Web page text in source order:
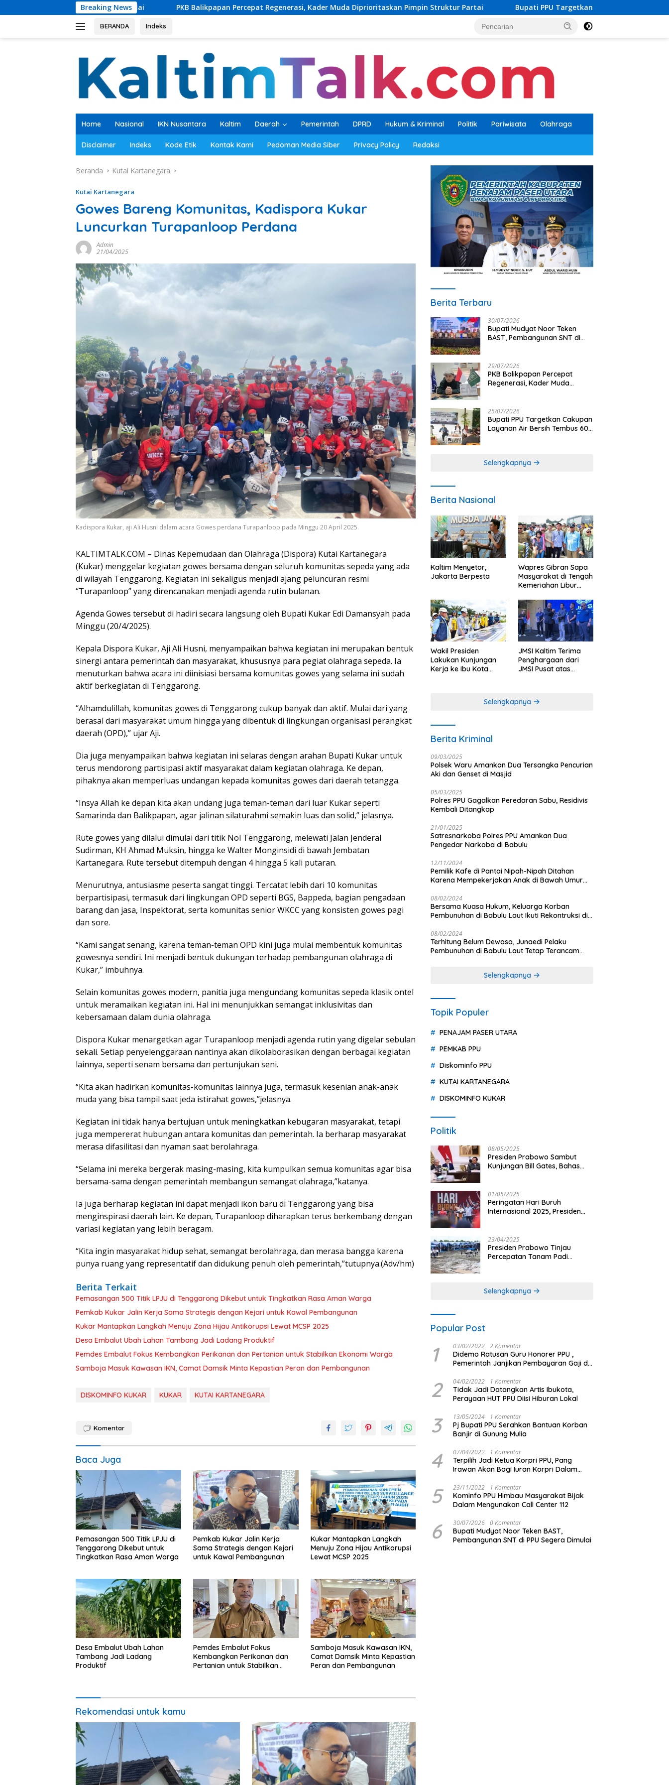
ke
Breaking News
PKB Balikpapan Percepat Regenerasi, Kader Muda Diprioritaskan Pimpin Struktur Partai Bupati PPU Targetkan Cakupan Layanan Air Bersih Tembus 60
BERANDA Indeks
Home Nasional IKN Nusantara Kaltim Daerah Pemerintah DPRD Hukum & Kriminal Politik Pariwisata Olahraga
Disclaimer Indeks Kode Etik Kontak Kami Pedoman Media Siber Privacy Policy Redaksi
Beranda Kutai Kartanegara
Kutai Kartanegara
Gowes Bareng Komunitas, Kadispora Kukar
Luncurkan Turapanloop Perdana
Admin
21/04/2025
Kadispora Kukar, aji Ali Husni dalam acara Gowes perdana Turapanloop pada Minggu 20 April 2025.
KALTIMTALK.COM – Dinas Kepemudaan dan Olahraga (Dispora) Kutai Kartanegara
(Kukar) menggelar kegiatan gowes bersama dengan seluruh komunitas sepeda yang ada
di wilayah Tenggarong. Kegiatan ini sekaligus menjadi ajang peluncuran resmi
“Turapanloop” yang direncanakan menjadi agenda rutin bulanan.
Agenda Gowes tersebut di hadiri secara langsung oleh Bupati Kukar Edi Damansyah pada
Minggu (20/4/2025).
Kepala Dispora Kukar, Aji Ali Husni, menyampaikan bahwa kegiatan ini merupakan bentuk
sinergi antara pemerintah dan masyarakat, khususnya para pegiat olahraga sepeda. Ia
menuturkan bahwa acara ini diinisiasi bersama komunitas gowes yang selama ini sudah
aktif berkegiatan di Tenggarong.
“Alhamdulillah, komunitas gowes di Tenggarong cukup banyak dan aktif. Mulai dari yang
berasal dari masyarakat umum hingga yang dibentuk di lingkungan organisasi perangkat
daerah (OPD),” ujar Aji.
Dia juga menyampaikan bahwa kegiatan ini selaras dengan arahan Bupati Kukar untuk
terus mendorong partisipasi aktif masyarakat dalam kegiatan olahraga. Ke depan,
pihaknya akan memperluas undangan kepada komunitas gowes dari daerah tetangga.
“Insya Allah ke depan kita akan undang juga teman-teman dari luar Kukar seperti
Samarinda dan Balikpapan, agar jalinan silaturahmi semakin luas dan solid,” jelasnya.
Rute gowes yang dilalui dimulai dari titik Nol Tenggarong, melewati Jalan Jenderal
Sudirman, KH Ahmad Muksin, hingga ke Walter Monginsidi di bawah Jembatan
Kartanegara. Rute tersebut ditempuh dengan 4 hingga 5 kali putaran.
Menurutnya, antusiasme peserta sangat tinggi. Tercatat lebih dari 10 komunitas
berpartisipasi, termasuk dari lingkungan OPD seperti BGS, Bappeda, bagian pengadaan
barang dan jasa, Inspektorat, serta komunitas senior WKCC yang konsisten gowes pagi
dan sore.
“Kami sangat senang, karena teman-teman OPD kini juga mulai membentuk komunitas
gowesnya sendiri. Ini menjadi bentuk dukungan terhadap pembangunan olahraga di
Kukar,” imbuhnya.
Selain komunitas gowes modern, panitia juga mengundang komunitas sepeda klasik ontel
untuk meramaikan kegiatan ini. Hal ini menunjukkan semangat inklusivitas dan
kebersamaan dalam dunia olahraga.
Dispora Kukar menargetkan agar Turapanloop menjadi agenda rutin yang digelar sebulan
sekali. Setiap penyelenggaraan nantinya akan dikolaborasikan dengan berbagai kegiatan
lainnya, seperti senam bersama dan pertunjukan seni.
“Kita akan hadirkan komunitas-komunitas lainnya juga, termasuk kesenian anak-anak
muda yang bisa tampil saat jeda istirahat gowes,”jelasnya.
Kegiatan ini tidak hanya bertujuan untuk meningkatkan kebugaran masyarakat, tetapi
juga mempererat hubungan antara komunitas dan pemerintah. Ia berharap masyarakat
merasa difasilitasi dan nyaman saat berolahraga.
“Selama ini mereka bergerak masing-masing, kita kumpulkan semua komunitas agar bisa
bersama-sama dengan pemerintah membangun semangat olahraga,”katanya.
Ia juga berharap kegiatan ini dapat menjadi ikon baru di Tenggarong yang bisa
menginspirasi daerah lain. Ke depan, Turapanloop diharapkan terus berkembang dengan
variasi kegiatan yang lebih beragam.
“Kita ingin masyarakat hidup sehat, semangat berolahraga, dan merasa bangga karena
punya ruang yang representatif dan didukung penuh oleh pemerintah,”tutupnya.(Adv/hm)
Berita Terkait
Pemasangan 500 Titik LPJU di Tenggarong Dikebut untuk Tingkatkan Rasa Aman Warga
Pemkab Kukar Jalin Kerja Sama Strategis dengan Kejari untuk Kawal Pembangunan
Kukar Mantapkan Langkah Menuju Zona Hijau Antikorupsi Lewat MCSP 2025
Desa Embalut Ubah Lahan Tambang Jadi Ladang Produktif
Pemdes Embalut Fokus Kembangkan Perikanan dan Pertanian untuk Stabilkan Ekonomi Warga
Samboja Masuk Kawasan IKN, Camat Damsik Minta Kepastian Peran dan Pembangunan
DISKOMINFO KUKAR KUKAR KUTAI KARTANEGARA
Komentar
Baca Juga
Pemasangan 500 Titik LPJU di
Tenggarong Dikebut untuk
Tingkatkan Rasa Aman Warga
Pemkab Kukar Jalin Kerja
Sama Strategis dengan Kejari
untuk Kawal Pembangunan
Kukar Mantapkan Langkah
Menuju Zona Hijau Antikorupsi
Lewat MCSP 2025
Desa Embalut Ubah Lahan
Tambang Jadi Ladang
Produktif
Pemdes Embalut Fokus
Kembangkan Perikanan dan
Pertanian untuk Stabilkan
Samboja Masuk Kawasan IKN,
Camat Damsik Minta Kepastian
Peran dan Pembangunan
Rekomendasi untuk kamu
Berita Terbaru
30/07/2026
Bupati Mudyat Noor Teken
BAST, Pembangunan SNT di
29/07/2026
PKB Balikpapan Percepat
Regenerasi, Kader Muda
25/07/2026
Bupati PPU Targetkan Cakupan
Layanan Air Bersih Tembus 60
Selengkapnya
Berita Nasional
Kaltim Menyetor,
Jakarta Berpesta
Wapres Gibran Sapa
Masyarakat di Tengah
Kemeriahan Libur
Wakil Presiden
Lakukan Kunjungan
Kerja ke Ibu Kota
JMSI Kaltim Terima
Penghargaan dari
JMSI Pusat atas
Jurnalistik
Selengkapnya
Berita Kriminal
09/03/2025
Polsek Waru Amankan Dua Tersangka Pencurian
Aki dan Genset di Masjid
05/03/2025
Polres PPU Gagalkan Peredaran Sabu, Residivis
Kembali Ditangkap
21/01/2025
Satresnarkoba Polres PPU Amankan Dua
Pengedar Narkoba di Babulu
12/11/2024
Pemilik Kafe di Pantai Nipah-Nipah Ditahan
Karena Mempekerjakan Anak di Bawah Umur
08/02/2024
Bersama Kuasa Hukum, Keluarga Korban
Pembunuhan di Babulu Laut Ikuti Rekontruksi di
08/02/2024
Terhitung Belum Dewasa, Junaedi Pelaku
Pembunuhan di Babulu Laut Tetap Terancam
Selengkapnya
Topik Populer
PENAJAM PASER UTARA
PEMKAB PPU
Diskominfo PPU
KUTAI KARTANEGARA
DISKOMINFO KUKAR
Politik
08/05/2025
Presiden Prabowo Sambut
Kunjungan Bill Gates, Bahas
Pertanian di Indonesia
01/05/2025
Peringatan Hari Buruh
Internasional 2025, Presiden
23/04/2025
Presiden Prabowo Tinjau
Percepatan Tanam Padi
Selengkapnya
Popular Post
1 03/02/2022 2 Komentar
Didemo Ratusan Guru Honorer PPU ,
Pemerintah Janjikan Pembayaran Gaji di
2 04/02/2022 1 Komentar
Tidak Jadi Datangkan Artis Ibukota,
Perayaan HUT PPU Diisi Hiburan Lokal
3 13/05/2024 1 Komentar
Pj Bupati PPU Serahkan Bantuan Korban
Banjir di Gunung Mulia
4 07/04/2022 1 Komentar
Terpilih Jadi Ketua Korpri PPU, Pang
Irawan Akan Bagi Iuran Korpri Dalam
5 23/11/2022 1 Komentar
Kominfo PPU Himbau Masyarakat Bijak
Dalam Mengunakan Call Center 112
6 30/07/2026 0 Komentar
Bupati Mudyat Noor Teken BAST,
Pembangunan SNT di PPU Segera Dimulai